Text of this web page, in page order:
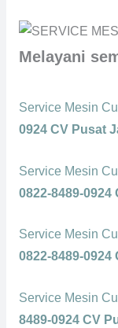
Melayani
Service Mesin
0924 CV Pusat
Service Mesin
0822-8489-
Service Mesin
0822-8489-
Service Mesin
8489-0924 CV